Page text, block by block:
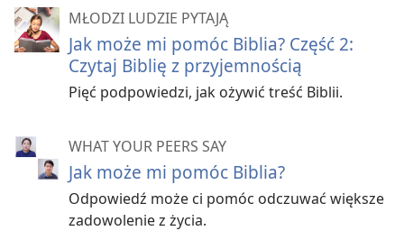
Czy na samą myśl o czytaniu Biblii czujesz
zniechęcenie? Może uważasz, że książka bez ilustracji,
która ma ponad tysiąc stron zapisanych drobnym
drukiem, nie ma szans w porównaniu z telewizją czy
Ale pomyśl o tym w ten sposób: Znajdujesz dużą starą
skrzynię. Czy nie byłbyś ciekawy, co jest w środku?
Biblia jest jak taka skrzynia. Zawiera skarby mądrości,
które pomogą ci:
MŁODZI LUDZIE PYTAJĄ
Jak może mi pomóc Biblia? Część 2:
Czytaj Biblię z przyjemnością
Pięć podpowiedzi, jak ożywić treść Biblii.
WHAT YOUR PEERS SAY
Jak może mi pomóc Biblia?
Odpowiedź może ci pomóc odczuwać większe
zadowolenie z życia.